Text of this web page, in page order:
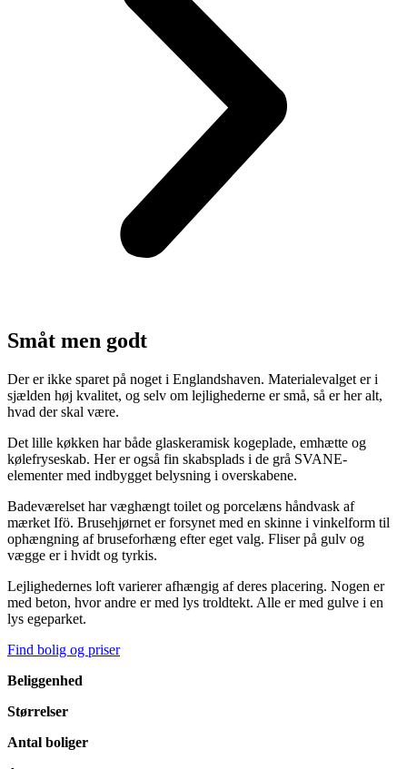
Småt men godt
Der er ikke sparet på noget i Englandshaven. Materialevalget er i
sjælden høj kvalitet, og selv om lejlighederne er små, så er her alt,
hvad der skal være.
Det lille køkken har både glaskeramisk kogeplade, emhætte og
kølefryseskab. Her er også fin skabsplads i de grå SVANE-
elementer med indbygget belysning i overskabene.
Badeværelset har væghængt toilet og porcelæns håndvask af
mærket Ifö. Brusehjørnet er forsynet med en skinne i vinkelform til
ophængning af bruseforhæng efter eget valg. Fliser på gulv og
vægge er i hvidt og tyrkis.
Lejlighedernes loft varierer afhængig af deres placering. Nogen er
med beton, hvor andre er med lys troldtekt. Alle er med gulve i en
lys egeparket.
Find bolig og priser
Beliggenhed
Størrelser
Antal boliger